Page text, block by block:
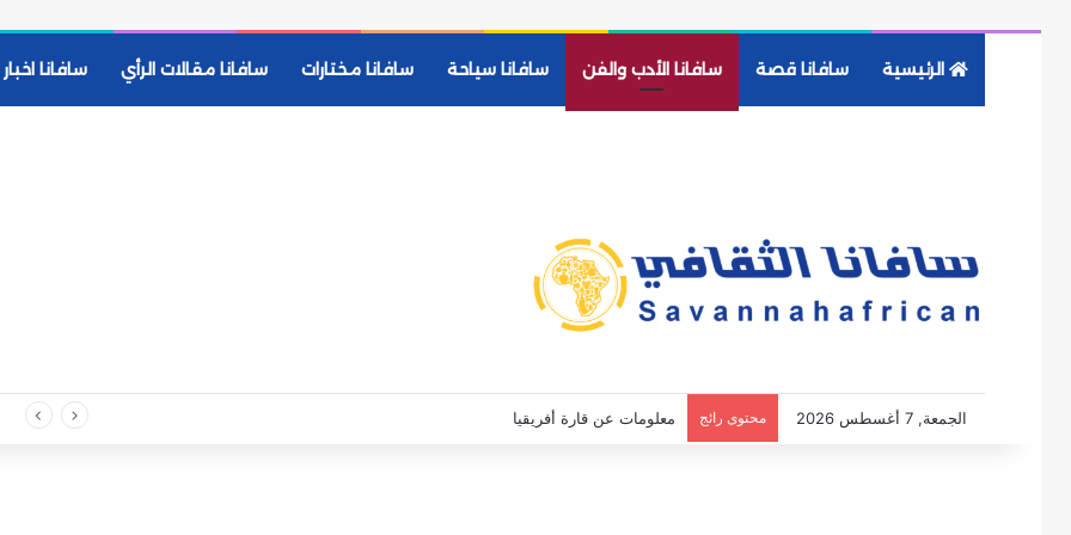
الرئيسية سافانا قصة سافانا الأدب والفن سافانا سياحة سافانا مختارات سافانا مقالات الرأي سافانا اخبار
الجمعة, 7 أغسطس 2026 محتوى رائج أفضل 10 جامعات في أفريقيا 2026 / 2027